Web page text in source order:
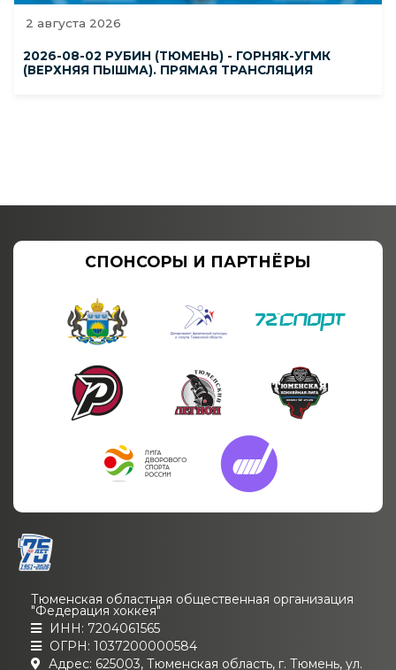
2 августа 2026
2026-08-02 РУБИН (ТЮМЕНЬ) - ГОРНЯК-УГМК
(ВЕРХНЯЯ ПЫШМА). ПРЯМАЯ ТРАНСЛЯЦИЯ
СПОНСОРЫ И ПАРТНЁРЫ
Тюменская областная общественная организация
"Федерация хоккея"
ИНН: 7204061565
ОГРН: 1037200000584
Адрес: 625003, Тюменская область, г. Тюмень, ул.